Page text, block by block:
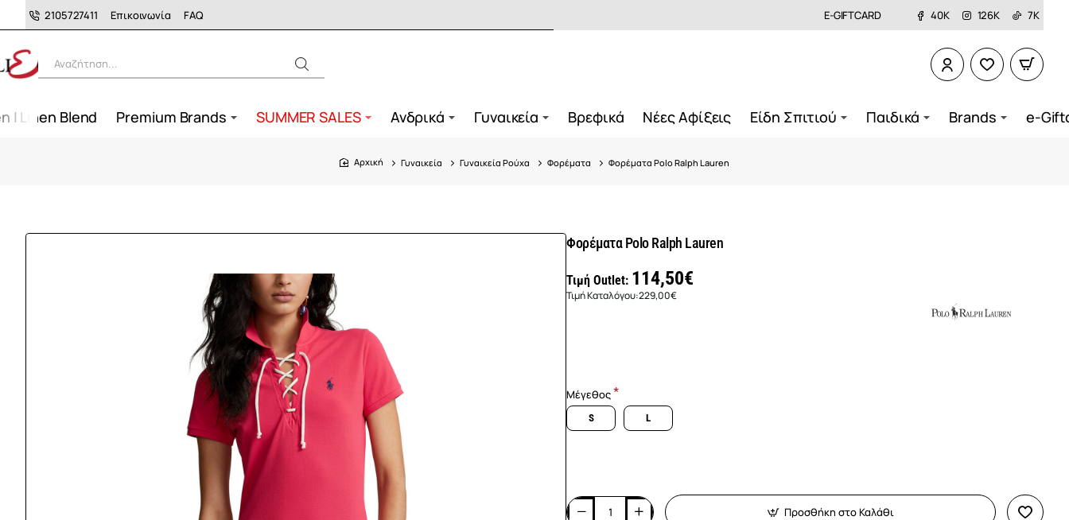
2105727411 Επικοινωνία FAQ E-GIFTCARD 40K 126K 7K
Αναζήτηση...
| Linen Blend Premium Brands SUMMER SALES Ανδρικά Γυναικεία Βρεφικά Νέες Αφίξεις Είδη Σπιτιού Παιδικά Brands e-
home
Γυναικεία Γυναικεία Ρούχα Φορέματα Φορέματα Polo Ralph Lauren
Φορέματα Polo Ralph Lauren
Τιμή Outlet: 114,50€
Τιμή Καταλόγου:229,00€
Μέγεθος
S L
Προσθήκη στο Καλάθι